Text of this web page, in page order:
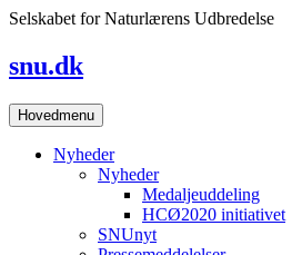
Skip
Selskabet for Naturlærens Udbredelse
snu.dk
Hovedmenu
Nyheder
Nyheder
Medaljeuddeling
HCØ2020 initiativet
SNUnyt